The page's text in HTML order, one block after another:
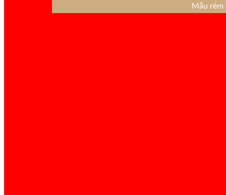
Mẫu rèm